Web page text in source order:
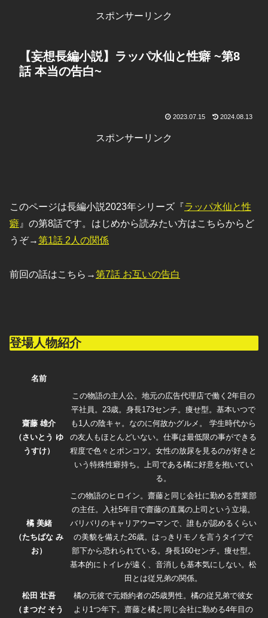
スポンサーリンク
【妄想長編小説】ラッパ水仙と性癖 ~第8
話 本当の告白~
2023.07.15 2024.08.13
スポンサーリンク
このページは長編小説2023年シリーズ『ラッパ水仙と性
癖 』の第8話です。はじめから読みたい方はこちらからど
うぞ→第1話 2人の関係
前回の話はこちら→第7話 お互いの告白
登場人物紹介
名前
齋藤 雄介
（さいとう ゆ
うすけ）
この物語の主人公。地元の広告代理店で働く2年目の
平社員。23歳。身長173センチ。痩せ型。基本いつで
も1人の陰キャ。なのに何故かグルメ。 学生時代から
の友人もほとんどいない。仕事は最低限の事ができる
程度で色々とポンコツ。女性の放尿を見るのが好きと
いう特殊性癖持ち。上司である橘に好意を抱いてい
る。
橘 美緒
（たちばな み
お）
この物語のヒロイン。齋藤と同じ会社に勤める営業部
の主任。入社5年目で齋藤の直属の上司という立場。
バリバリのキャリアウーマンで、誰もが認めるくらい
の美貌を備えた26歳。はっきりモノを言うタイプで
部下から恐れられている。身長160センチ。痩せ型。
基本的にトイレが遠く、音消しも基本気にしない。松
田とは従兄弟の関係。
松田 壮吾
（まつだ そう
橘の元彼で元婚約者の25歳男性。橘の従兄弟で彼女
より1つ年下。齋藤と橘と同じ会社に勤める4年目の